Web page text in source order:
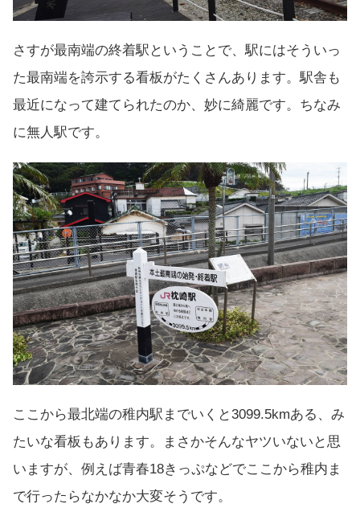
さすが最南端の終着駅ということで、駅にはそういっ
た最南端を誇示する看板がたくさんあります。駅舎も
最近になって建てられたのか、妙に綺麗です。ちなみ
に無人駅です。
ここから最北端の稚内駅までいくと3099.5kmある、み
たいな看板もあります。まさかそんなヤツいないと思
いますが、例えば青春18きっぷなどでここから稚内ま
で行ったらなかなか大変そうです。